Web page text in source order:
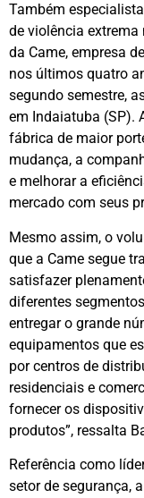
Também
de violência
da Came, empresa
nos últimos quatro
segundo semestre,
em Indaiatuba (SP).
fábrica de maior
mudança, a
e melhorar a
mercado com seus
Mesmo assim, o
que a Came segue
satisfazer
diferentes
entregar o grande
equipamentos que
por centros de
residenciais e
fornecer os
produtos”, ressalta
Referência como
setor de segurança,